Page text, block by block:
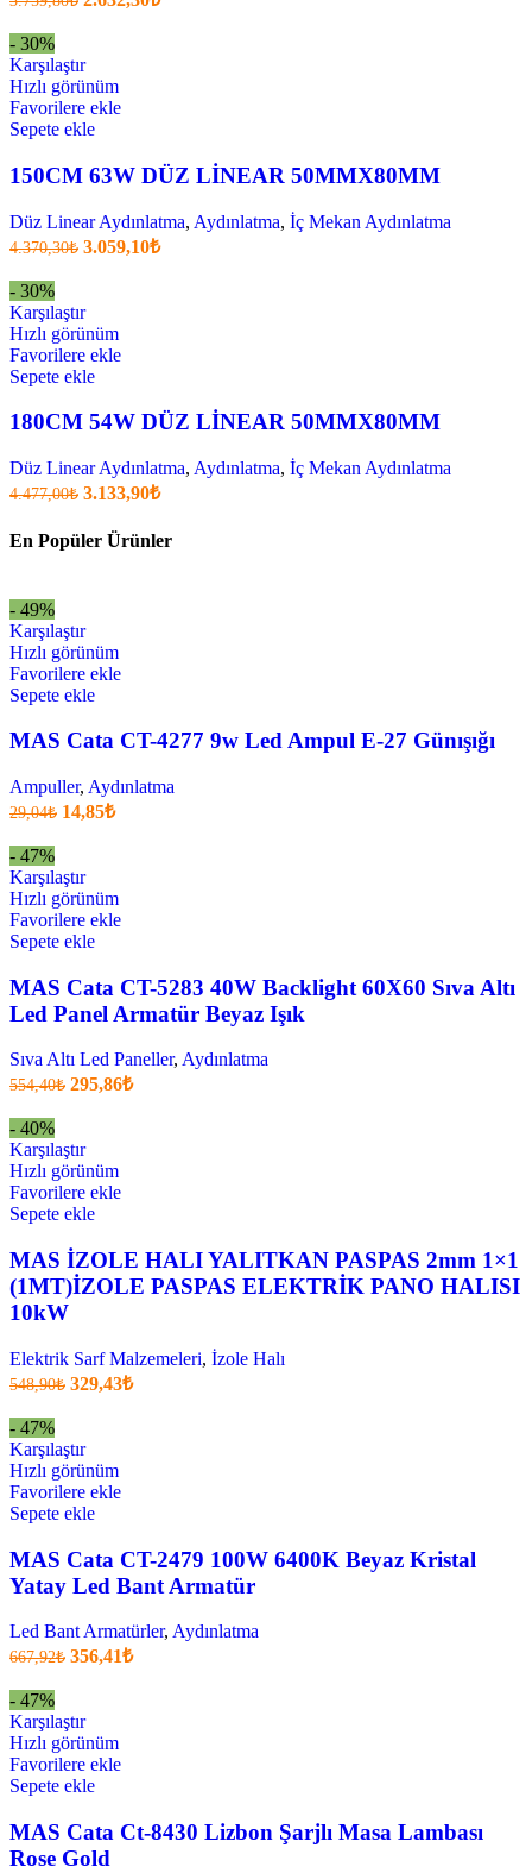
- 30%
Karşılaştır
Hızlı görünüm
Favorilere ekle
Sepete ekle
150CM 63W DÜZ LİNEAR 50MMX80MM
Düz Linear Aydınlatma, Aydınlatma, İç Mekan Aydınlatma
4.370,30₺ Orijinal
3.059,10₺Şu
- 30%
Karşılaştır
Hızlı görünüm
Favorilere ekle
Sepete ekle
180CM 54W DÜZ LİNEAR 50MMX80MM
Düz Linear Aydınlatma, Aydınlatma, İç Mekan Aydınlatma
4.477,00₺ Orijinal
4.477,00₺.
3.133,90₺Şu
En Popüler Ürünler
- 49%
Karşılaştır
Hızlı görünüm
Favorilere ekle
Sepete ekle
MAS Cata CT-4277 9w Led Ampul E-27 Günışığı
Ampuller, Aydınlatma
29,04₺ Orijinal
14,85₺Şu
.
- 47%
Karşılaştır
Hızlı görünüm
Favorilere ekle
Sepete ekle
MAS Cata CT-5283 40W Backlight 60X60 Sıva Altı
Led Panel Armatür Beyaz Işık
Sıva Altı Led Paneller, Aydınlatma
554,40₺ Orijinal
295,86₺Şu
- 40%
Karşılaştır
Hızlı görünüm
Favorilere ekle
Sepete ekle
MAS İZOLE HALI YALITKAN PASPAS 2mm 1×1
(1MT)İZOLE PASPAS ELEKTRİK PANO HALISI
10kW
Elektrik Sarf Malzemeleri, İzole Halı
548,90₺ Orijinal
329,43₺Şu
- 47%
Karşılaştır
Hızlı görünüm
Favorilere ekle
Sepete ekle
MAS Cata CT-2479 100W 6400K Beyaz Kristal
Yatay Led Bant Armatür
Led Bant Armatürler, Aydınlatma
667,92₺ Orijinal
356,41₺Şu
- 47%
Karşılaştır
Hızlı görünüm
Favorilere ekle
Sepete ekle
MAS Cata Ct-8430 Lizbon Şarjlı Masa Lambası
Rose Gold